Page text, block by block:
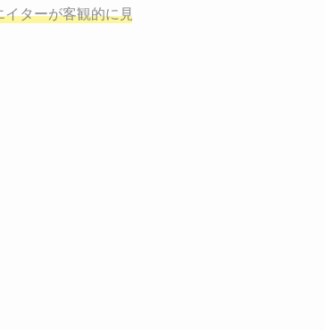
を企画しご提案いたします。
イターが客観的に見ながら最終的な絵を描き、